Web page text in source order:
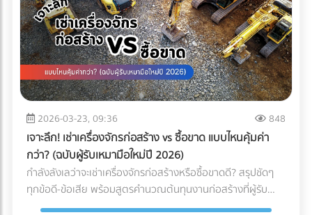
2026-03-23, 09:36 848
เจาะลึก! เช่าเครื่องจักรก่อสร้าง vs ซื้อขาด แบบไหนคุ้มค่า
กว่า? (ฉบับผู้รับเหมามือใหม่ปี 2026)
กำลังลังเลว่าจะเช่าเครื่องจักรก่อสร้างหรือซื้อขาดดี? สรุปชัดๆ
ทุกข้อดี-ข้อเสีย พร้อมสูตรคำนวณต้นทุนงานก่อสร้างที่ผู้รับ
เหมามือใหม่ต้องรู้ก่อนตัดสินใจ!